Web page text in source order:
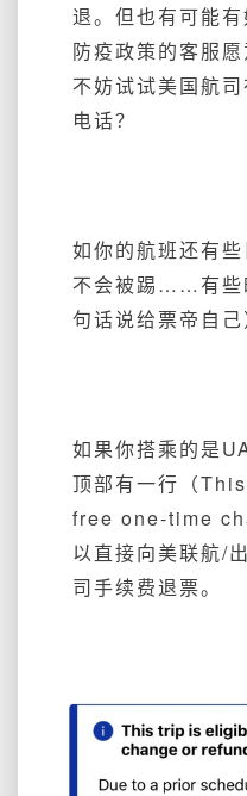
退。但也有可能
防疫政策的客服愿
不妨试试美国航
电话？
如你的航班还有
不会被踢……有些
句话说给票帝自己
如果你搭乘的是
顶部有一行（
free one-time
以直接向美联航/
司手续费退票。